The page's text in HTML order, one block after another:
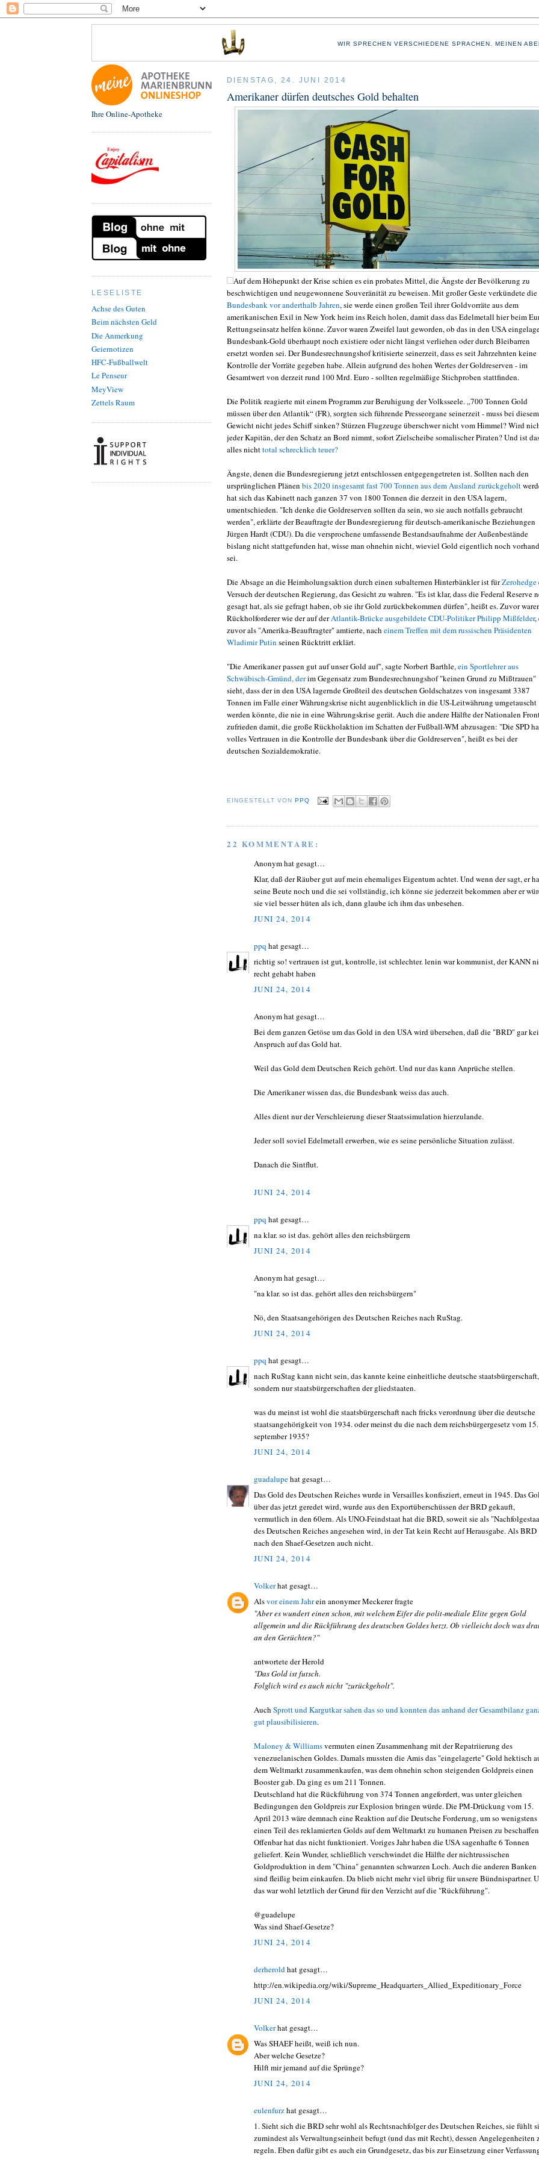
WIR SPRECHEN VERSCHIEDENE SPRACHEN. MEINEN
Ihre Online-Apotheke
LESELISTE
Achse des Guten
Beim nächsten Geld
Die Anmerkung
Geiernotizen
HFC-Fußballwelt
Le Penseur
MeyView
Zettels Raum
DIENSTAG, 24. JUNI 2014
Amerikaner dürfen deutsches Gold behalten
Auf dem Höhepunkt der Krise schien es ein probates Mittel, die Ängste der Bevölkerung zu
beschwichtigen und neugewonnene Souveränität zu beweisen. Mit großer Geste verkündete die
Bundesbank vor anderthalb Jahren, sie werde einen großen Teil ihrer Goldvorräte aus dem
amerikanischen Exil in New York heim ins Reich holen, damit dass das Edelmetall hier beim
Rettungseinsatz helfen könne. Zuvor waren Zweifel laut geworden, ob das in den USA
Bundesbank-Gold überhaupt noch existiere oder nicht längst verliehen oder durch Bleibarren
ersetzt worden sei. Der Bundesrechnungshof kritisierte seinerzeit, dass es seit Jahrzehnten keine
Kontrolle der Vorräte gegeben habe. Allein aufgrund des hohen Wertes der Goldreserven - im
Gesamtwert von derzeit rund 100 Mrd. Euro - sollten regelmäßige Stichproben stattfinden.
Die Politik reagierte mit einem Programm zur Beruhigung der Volksseele. „700 Tonnen Gold
müssen über den Atlantik“ (FR), sorgten sich führende Presseorgane seinerzeit - muss bei diesem
Gewicht nicht jedes Schiff sinken? Stürzen Flugzeuge überschwer nicht vom Himmel? Wird
jeder Kapitän, der den Schatz an Bord nimmt, sofort Zielscheibe somalischer Piraten? Und ist
alles nichttotal schrecklich teuer?
Ängste, denen die Bundesregierung jetzt entschlossen entgegengetreten ist. Sollten nach den
ursprünglichen Plänen bis 2020 insgesamt fast 700 Tonnen aus dem Ausland zurückgeholt
hat sich das Kabinett nach ganzen 37 von 1800 Tonnen die derzeit in den USA lagern,
umentschieden. "Ich denke die Goldreserven sollten da sein, wo sie auch notfalls gebraucht
werden", erklärte der Beauftragte der Bundesregierung für deutsch-amerikanische Beziehungen
Jürgen Hardt (CDU). Da die versprochene umfassende Bestandsaufnahme der Außenbestände
bislang nicht stattgefunden hat, wisse man ohnehin nicht, wieviel Gold eigentlich noch
sei.
Die Absage an die Heimholungsaktion durch einen subalternen Hinterbänkler ist fürZerohedge
Versuch der deutschen Regierung, das Gesicht zu wahren. "Es ist klar, dass die Federal Reserve
gesagt hat, als sie gefragt haben, ob sie ihr Gold zurückbekommen dürfen", heißt es. Zuvor
Rückholforderer wie der auf derAtlantik-Brücke ausgebildete CDU-Politiker Philipp Mißfelder,
zuvor als "Amerika-Beauftragter" amtierte, nach einem Treffen mit dem russischen Präsidenten
Wladimir Putin seinen Rücktritt erklärt.
"Die Amerikaner passen gut auf unser Gold auf", sagte Norbert Barthle, ein Sportlehrer aus
Schwäbisch-Gmünd, derim Gegensatz zum Bundesrechnungshof "keinen Grund zu Mißtrauen"
sieht, dass der in den USA lagernde Großteil des deutschen Goldschatzes von insgesamt 3387
Tonnen im Falle einer Währungskrise nicht augenblicklich in die US-Leitwährung umgetauscht
werden könnte, die nie in eine Währungskrise gerät. Auch die andere Hälfte der Nationalen
zufrieden damit, die große Rückholaktion im Schatten der Fußball-WM abzusagen: "Die SPD
volles Vertrauen in die Kontrolle der Bundesbank über die Goldreserven", heißt es bei der
deutschen Sozialdemokratie.
EINGESTELLT VON PPQ
22 KOMMENTARE:
Anonym hat gesagt…
Klar, daß der Räuber gut auf mein ehemaliges Eigentum achtet. Und wenn der sagt, er
seine Beute noch und die sei vollständig, ich könne sie jederzeit bekommen aber er
sie viel besser hüten als ich, dann glaube ich ihm das unbesehen.
JUNI 24, 2014
ppq hat gesagt…
richtig so! vertrauen ist gut, kontrolle, ist schlechter. lenin war kommunist, der KANN
recht gehabt haben
JUNI 24, 2014
Anonym hat gesagt…
Bei dem ganzen Getöse um das Gold in den USA wird übersehen, daß die "BRD" gar
Anspruch auf das Gold hat.
Weil das Gold dem Deutschen Reich gehört. Und nur das kann Anprüche stellen.
Die Amerikaner wissen das, die Bundesbank weiss das auch.
Alles dient nur der Verschleierung dieser Staatssimulation hierzulande.
Jeder soll soviel Edelmetall erwerben, wie es seine persönliche Situation zulässt.
Danach die Sintflut.
JUNI 24, 2014
ppq hat gesagt…
na klar. so ist das. gehört alles den reichsbürgern
JUNI 24, 2014
Anonym hat gesagt…
"na klar. so ist das. gehört alles den reichsbürgern"
Nö, den Staatsangehörigen des Deutschen Reiches nach RuStag.
JUNI 24, 2014
ppq hat gesagt…
nach RuStag kann nicht sein, das kannte keine einheitliche deutsche staatsbürgerschaft,
sondern nur staatsbürgerschaften der gliedstaaten.
was du meinst ist wohl die staatsbürgerschaft nach fricks verordnung über die deutsche
staatsangehörigkeit von 1934. oder meinst du die nach dem reichsbürgergesetz vom 15.
september 1935?
JUNI 24, 2014
guadalupehat gesagt…
Das Gold des Deutschen Reiches wurde in Versailles konfisziert, erneut in 1945. Das
über das jetzt geredet wird, wurde aus den Exportüberschüssen der BRD gekauft,
vermutlich in den 60ern. Als UNO-Feindstaat hat die BRD, soweit sie als
des Deutschen Reiches angesehen wird, in der Tat kein Recht auf Herausgabe. Als BRD
nach den Shaef-Gesetzen auch nicht.
JUNI 24, 2014
Volkerhat gesagt…
Alsvor einem Jahrein anonymer Meckerer fragte
"Aber es wundert einen schon, mit welchem Eifer die polit-mediale Elite gegen Gold
allgemein und die Rückführung des deutschen Goldes hetzt. Ob vielleicht doch was
an den Gerüchten?"
antwortete der Herold
"Das Gold ist futsch.
Folglich wird es auch nicht "zurückgeholt".
Auch Sprott und Kargutkar sahen das so und konnten das anhand der Gesamtbilanz
gut plausibilisieren.
Maloney & Williamsvermuten einen Zusammenhang mit der Repatriierung des
venezuelanischen Goldes. Damals mussten die Amis das "eingelagerte" Gold hektisch
dem Weltmarkt zusammenkaufen, was dem ohnehin schon steigenden Goldpreis einen
Booster gab. Da ging es um 211 Tonnen.
Deutschland hat die Rückführung von 374 Tonnen angefordert, was unter gleichen
Bedingungen den Goldpreis zur Explosion bringen würde. Die PM-Drückung vom 15.
April 2013 wäre demnach eine Reaktion auf die Deutsche Forderung, um so wenigstens
einen Teil des reklamierten Golds auf dem Weltmarkt zu humanen Preisen zu
Offenbar hat das nicht funktioniert. Voriges Jahr haben die USA sagenhafte 6 Tonnen
geliefert. Kein Wunder, schließlich verschwindet die Hälfte der nichtrussischen
Goldproduktion in dem "China" genannten schwarzen Loch. Auch die anderen Banken
sind fleißig beim einkaufen. Da blieb nicht mehr viel übrig für unsere Bündnispartner.
das war wohl letztlich der Grund für den Verzicht auf die "Rückführung".
@guadelupe
Was sind Shaef-Gesetze?
JUNI 24, 2014
derheroldhat gesagt…
http://en.wikipedia.org/wiki/Supreme_Headquarters_Allied_Expeditionary_Force
JUNI 24, 2014
Volkerhat gesagt…
Was SHAEF heißt, weiß ich nun.
Aber welche Gesetze?
Hilft mir jemand auf die Sprünge?
JUNI 24, 2014
eulenfurzhat gesagt…
1. Sieht sich die BRD sehr wohl als Rechtsnachfolger des Deutschen Reiches, sie fühlt
zumindest als Verwaltungseinheit befugt (und das mit Recht), dessen Angelegenheiten
regeln. Eben dafür gibt es auch ein Grundgesetz, das bis zur Einsetzung einer